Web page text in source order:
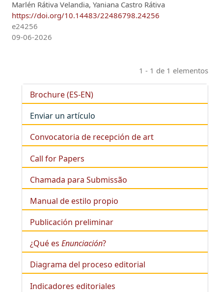
Marlén Rátiva Velandia, Yaniana Castro Rátiva
https://doi.org/10.14483/22486798.24256
e24256
09-06-2026
1 - 1 de 1 elementos
Brochure (ES-EN)
Enviar un artículo
Convocatoria de recepción de art
Call for Papers
Chamada para Submissão
Manual de estilo propio
Publicación preliminar
¿Qué es Enunciación?
Diagrama del proceso editorial
Indicadores editoriales